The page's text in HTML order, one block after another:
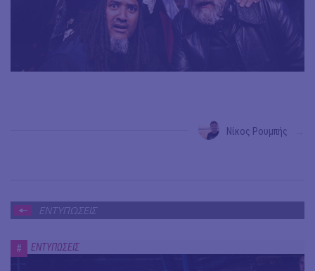
Νίκος Ρουμπής
ΕΝΤΥΠΩΣΕΙΣ
# ΕΝΤΥΠΩΣΕΙΣ